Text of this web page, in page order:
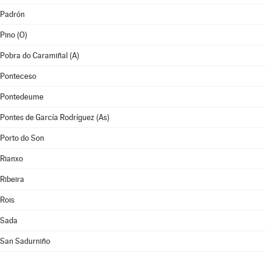
Padrón
Pino (O)
Pobra do Caramiñal (A)
Ponteceso
Pontedeume
Pontes de García Rodríguez (As)
Porto do Son
Rianxo
Ribeira
Rois
Sada
San Sadurniño